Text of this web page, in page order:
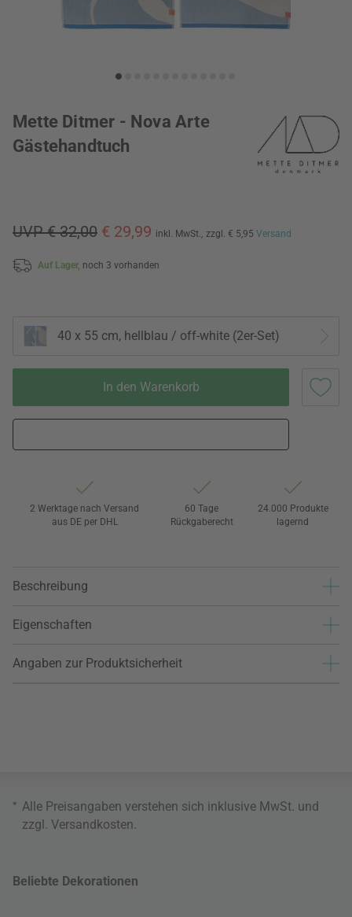
Mette Ditmer - Nova Arte
Gästehandtuch
UVP € 32,00 € 29,99 inkl. MwSt., zzgl. € 5,95 Versand
Auf Lager, noch 3 vorhanden
40 x 55 cm, hellblau / off-white (2er-Set)
In den Warenkorb
2 Werktage nach Versand
aus DE per DHL
60 Tage
Rückgaberecht
24.000 Produkte
lagernd
Beschreibung
Eigenschaften
Angaben zur Produktsicherheit
* Alle Preisangaben verstehen sich inklusive MwSt. und
zzgl. Versandkosten
Beliebte Dekorationen